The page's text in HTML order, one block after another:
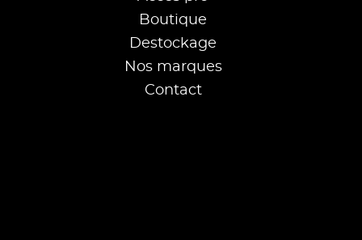
Boutique
Destockage
Nos marques
Contact